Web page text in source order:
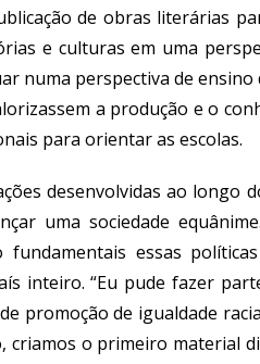
de obras literárias
e culturas em uma
numa perspectiva de
a produção e o
para orientar as escolas.
desenvolvidas ao longo
uma sociedade
fundamentais essas
inteiro. “Eu pude fazer
promoção de igualdade
criamos o primeiro material